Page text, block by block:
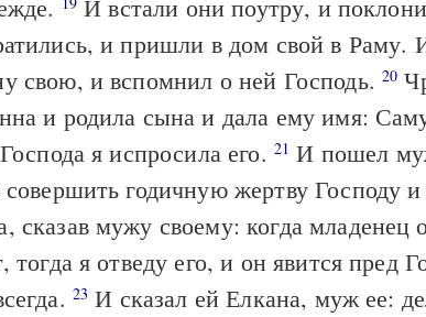
И встали они поутру, и
и пришли в дом свой в Раму.
свою, и вспомнил о ней Господь. 20
и родила сына и дала ему имя:
я испросила его. 21 И пошел
совершить годичную жертву Господу
мужу своему: когда младенец
тогда я отведу его, и он явится пред
23 И сказал ей Елкана, муж ее: